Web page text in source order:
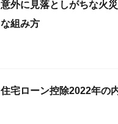
意外に見落としがちな火
な組み方
住宅ローン控除2022年の